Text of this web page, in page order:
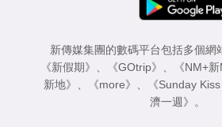
新傳媒集團的數碼平台包括多個網
《新假期》 、 《GOtrip》 、 《NM+
新地》 、 《more》 、 《Sunday
濟一週》 。